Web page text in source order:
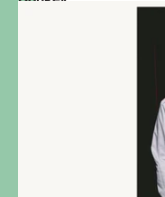
Niederlande/Deutschland